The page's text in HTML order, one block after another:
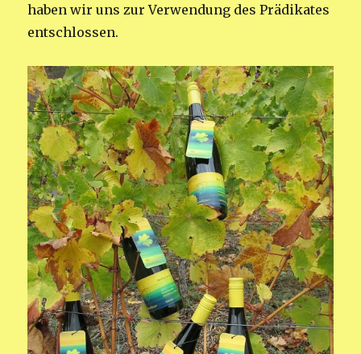
haben wir uns zur Verwendung des Prädikates
entschlossen.